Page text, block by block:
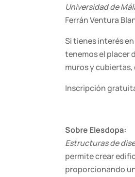
Universidad de
Ferrán Ventura
Si tienes interés
tenemos el placer
muros y
Inscripción
Sobre Elesdopa:
Estructuras de
permite crear
proporcionando